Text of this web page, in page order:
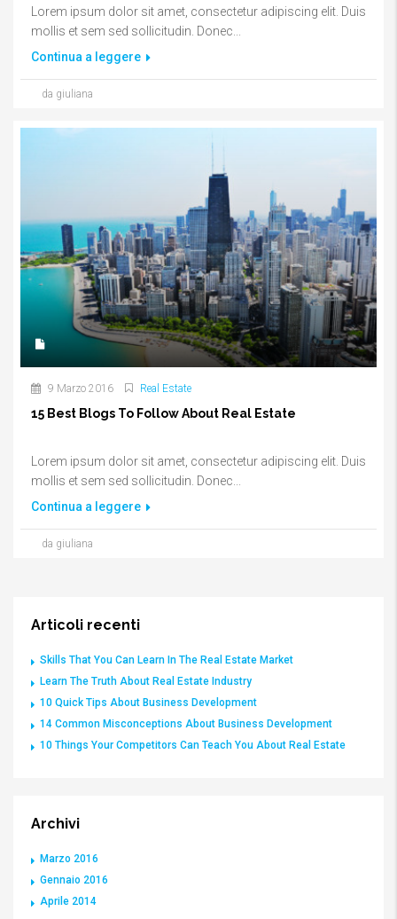
Lorem ipsum dolor sit amet, consectetur adipiscing elit. Duis
mollis et sem sed sollicitudin. Donec...
Continua a leggere
da giuliana
9 Marzo 2016 Real Estate
15 Best Blogs To Follow About Real Estate
Lorem ipsum dolor sit amet, consectetur adipiscing elit. Duis
mollis et sem sed sollicitudin. Donec...
Continua a leggere
da giuliana
Articoli recenti
Skills That You Can Learn In The Real Estate Market
Learn The Truth About Real Estate Industry
10 Quick Tips About Business Development
14 Common Misconceptions About Business Development
10 Things Your Competitors Can Teach You About Real Estate
Archivi
Marzo 2016
Gennaio 2016
Aprile 2014